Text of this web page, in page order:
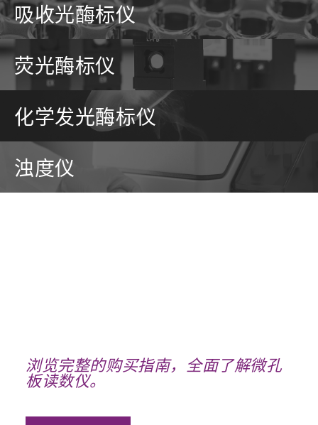
检测模式下工作。通常，它们结合了吸
光度、发光和荧光等检测模式。还可以
配置更高端的检测模式（如TRF、TR-
FRET、荧光偏振和
AlphaScreen/AlphaLISA）来扩大使用
范围。
对于我们的多模式酶标仪
吸收光酶标仪
吸光度读板仪可检测微孔板中的样品吸
收的光，与在比色皿中一次检测一个样
品的分光光度计相比，吸光度读板仪可
以达到更高的检测通量。
对于我们的吸光度酶标仪
荧光酶标仪
荧光读板仪检测在特定波长的光激发下
微孔板中荧光样品发出的光。荧光读板
仪用于荧光强度和FRET检测，当与吸光
度和/或发光结合时，可以作为单功能或
多功能读板仪使用。
化学发光酶标仪
发光读板仪检测化学、生物化学或酶反
应发出的光。发光读板仪用于闪光、辉
光分析和BRET检测，当与吸光度和/或
荧光结合使用时，可以作为单功能或多
浊度仪
浏览完整的购买指南，全面了解微孔
板读数仪。